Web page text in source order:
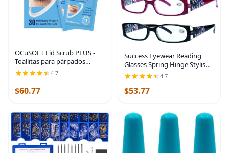
OCuSOFT Lid Scrub PLUS -
Toallitas para párpados
prehumedecidas de uso
continuo para condiciones
moderadas a graves -
Limpiador de párpados
4.7
$60.77
Success Eyewear Reading
Glasses Spring Hinge Stylish
Designed Readers Womens
Glasses for Reading 4 pk
4.7
$53.77